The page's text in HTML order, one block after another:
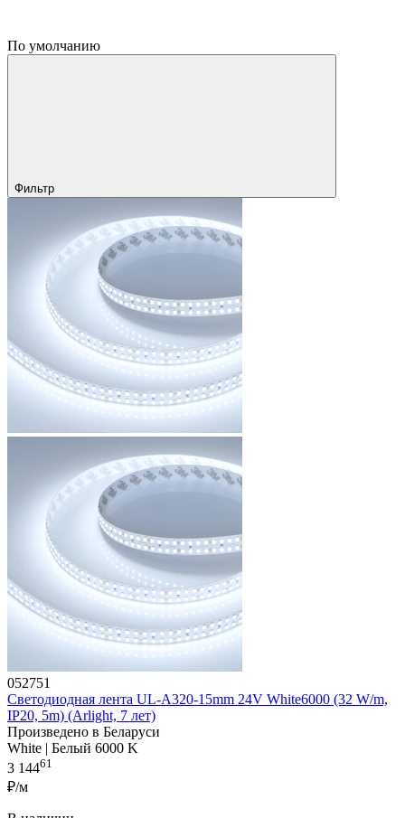
По умолчанию
Фильтр
052751
Светодиодная лента UL-A320-15mm 24V White6000 (32 W/m,
IP20, 5m) (Arlight, 7 лет)
Произведено в Беларуси
White | Белый 6000 K
3 14461
₽/м